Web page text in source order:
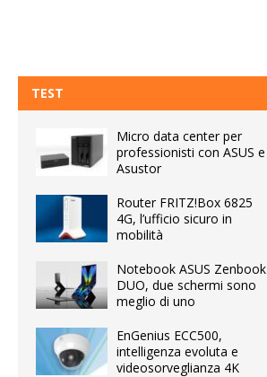
TEST
Micro data center per
professionisti con ASUS e
Asustor
Router FRITZ!Box 6825
4G, l’ufficio sicuro in
mobilità
Notebook ASUS Zenbook
DUO, due schermi sono
meglio di uno
EnGenius ECC500,
intelligenza evoluta e
videosorveglianza 4K